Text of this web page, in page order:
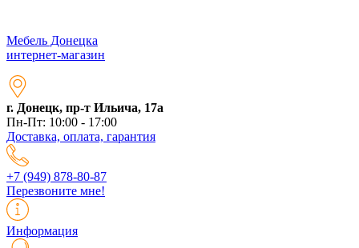
Мебель Донецка
интернет-магазин
г. Донецк, пр-т Ильича, 17а
Пн-Пт: 10:00 - 17:00
Доставка, оплата, гарантия
+7 (949) 878-80-87
Перезвоните мне!
Информация